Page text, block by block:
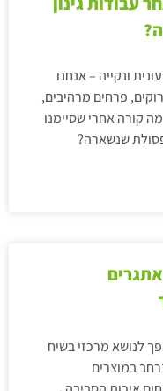
ונקייה – אנחנו
פרחים מרהיבים,
קורה אחרי שסיימנו
שנשארה?
לנושא מרכזי בשיח
במוצרים